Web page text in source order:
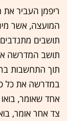
ריפמן העביר את
המועצה, אשר
תושבים מתנדבים
תושב המדרשה
תוך התחשבות
במדרשה את כל
אחד שאומר,
צד אחר אומר,